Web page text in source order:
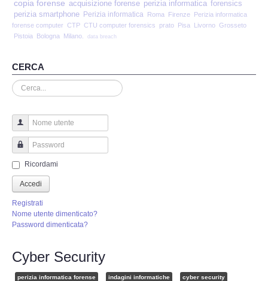
Perizia Estimo
Perizia Documento informatico
Perizia Cloud
Perizia E-mail
Perizia Truffa Banca e Online
Perizia Dash Cam
Perizia software spia
Perizia Controllo lavoratori
Perizia DVR
copia forense acquisizione forense perizia informatica forensics
perizia smartphone Perizia informatica Roma Firenze Perizia informatica
forense computer CTP CTU computer forensics prato Pisa Livorno Grosseto
Pistoia
Bologna Milano. data breach
CERCA
Cerca...
Nome utente
Password
Ricordami
Accedi
Registrati
Nome utente dimenticato?
Password dimenticata?
Cyber Security
perizia informatica forense indagini informatiche
cyber security